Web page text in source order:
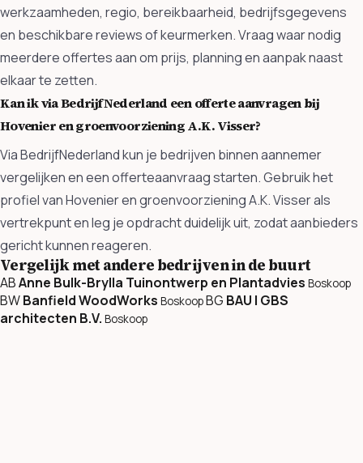
werkzaamheden, regio, bereikbaarheid, bedrijfsgegevens
en beschikbare reviews of keurmerken. Vraag waar nodig
meerdere offertes aan om prijs, planning en aanpak naast
elkaar te zetten.
Kan ik via BedrijfNederland een offerte aanvragen bij
Hovenier en groenvoorziening A.K. Visser?
Via BedrijfNederland kun je bedrijven binnen aannemer
vergelijken en een offerteaanvraag starten. Gebruik het
profiel van Hovenier en groenvoorziening A.K. Visser als
vertrekpunt en leg je opdracht duidelijk uit, zodat aanbieders
gericht kunnen reageren.
Vergelijk met andere bedrijven in de buurt
ABAnne Bulk-Brylla Tuinontwerp en Plantadvies Boskoop
BWBanfield WoodWorks BoskoopBG BAU | GBS
architecten B.V. Boskoop